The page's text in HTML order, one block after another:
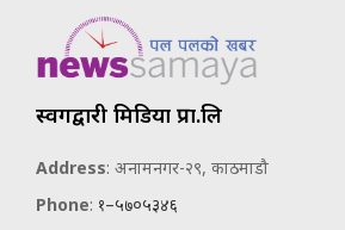
स्वर्गद्वारी मिडिया प्रा.लि
Address: अनामनगर-२९, काठमाडौ
Phone: १–५७०५३४६